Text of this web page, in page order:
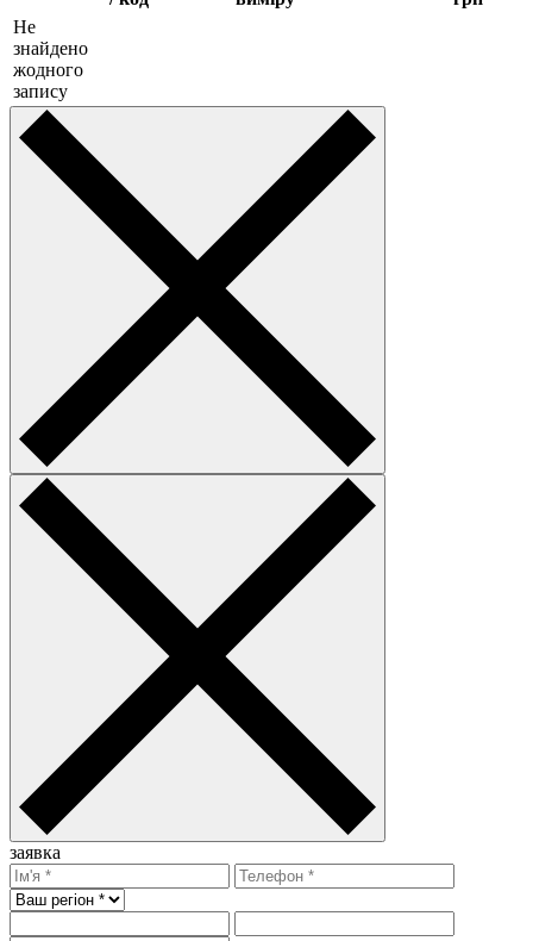
Не
знайдено
жодного
запису
заявка